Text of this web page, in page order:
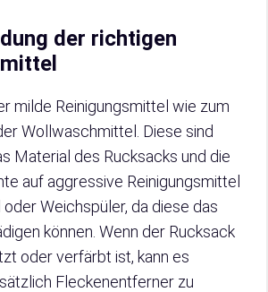
der richtigen
milde Reinigungsmittel wie zum
Wollwaschmittel. Diese sind
Material des Rucksacks und die
auf aggressive Reinigungsmittel
Weichspüler, da diese das
können. Wenn der Rucksack
oder verfärbt ist, kann es
Fleckenentferner zu